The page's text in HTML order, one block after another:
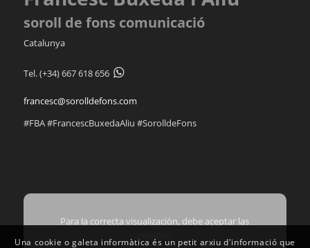
soroll de fons comunicació
Catalunya
Tel.(+34) 667 618 656
francesc@sorolldefons.com
#FBA #FrancescBuxedaAliu #SorolldeFons
Para la correcta visualización, debe aceptar las
Una cookie o galeta informàtica és un petit arxiu d'informació que